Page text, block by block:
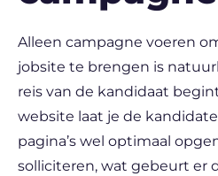
Alleen campagne voeren
jobsite te brengen is
reis van de kandidaat
website laat je de
pagina’s wel optimaal
solliciteren, wat gebeurt er